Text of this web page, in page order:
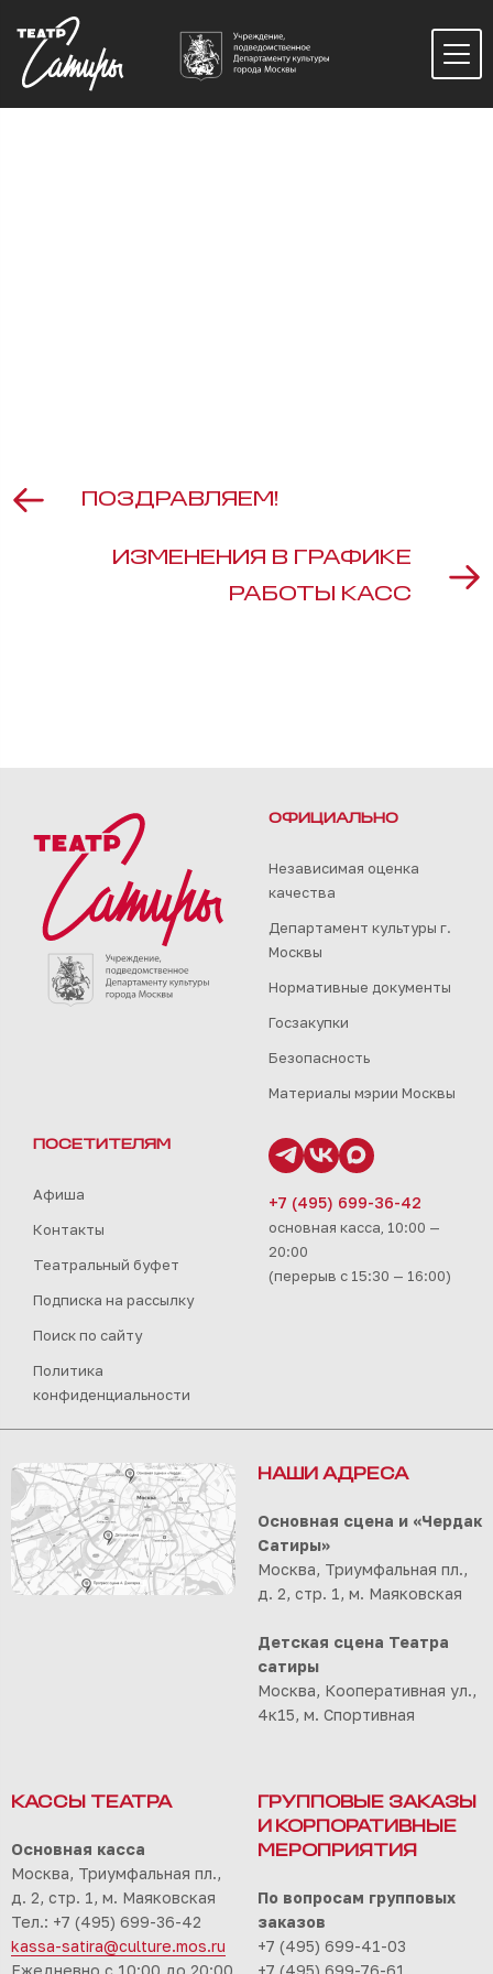
ПОЗДРАВЛЯЕМ!
ИЗМЕНЕНИЯ В ГРАФИКЕ
РАБОТЫ КАСС
ОФИЦИАЛЬНО
Независимая оценка
качества
Департамент культуры г.
Москвы
Нормативные документы
Госзакупки
Безопасность
Материалы мэрии Москвы
ПОСЕТИТЕЛЯМ
Афиша
Контакты
Театральный буфет
Подписка на рассылку
Поиск по сайту
Политика
конфиденциальности
+7 (495) 699-36-42
основная касса, 10:00 —
20:00
(перерыв с 15:30 — 16:00)
НАШИ АДРЕСА
Основная сцена и «Чердак
Сатиры»
Москва, Триумфальная пл.,
д. 2, стр. 1, м. Маяковская
Детская сцена Театра
сатиры
Москва, Кооперативная ул.,
4к15, м. Спортивная
КАССЫ ТЕАТРА
Основная касса
Москва, Триумфальная пл.,
д. 2, стр. 1, м. Маяковская
Тел.: +7 (495) 699-36-42
kassa-satira@culture.mos.ru
Ежедневно с 10:00 до 20:00
ГРУППОВЫЕ ЗАКАЗЫ
И КОРПОРАТИВНЫЕ
МЕРОПРИЯТИЯ
По вопросам групповых
заказов
+7 (495) 699-41-03
+7 (495) 699-76-61